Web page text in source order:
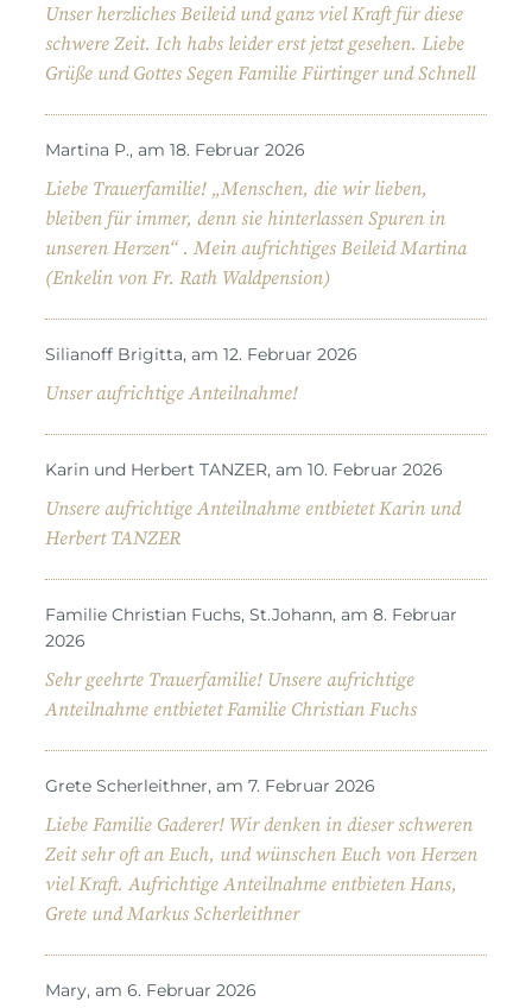
Unser herzliches Beileid und ganz viel Kraft für diese
schwere Zeit. Ich habs leider erst jetzt gesehen. Liebe
Grüße und Gottes Segen Familie Fürtinger und Schnell
Martina P., am 18. Februar 2026
Liebe Trauerfamilie! „Menschen, die wir lieben,
bleiben für immer, denn sie hinterlassen Spuren in
unseren Herzen“ . Mein aufrichtiges Beileid Martina
(Enkelin von Fr. Rath Waldpension)
Silianoff Brigitta, am 12. Februar 2026
Unser aufrichtige Anteilnahme!
Karin und Herbert TANZER, am 10. Februar 2026
Unsere aufrichtige Anteilnahme entbietet Karin und
Herbert TANZER
Familie Christian Fuchs, St.Johann, am 8. Februar
2026
Sehr geehrte Trauerfamilie! Unsere aufrichtige
Anteilnahme entbietet Familie Christian Fuchs
Grete Scherleithner, am 7. Februar 2026
Liebe Familie Gaderer! Wir denken in dieser schweren
Zeit sehr oft an Euch, und wünschen Euch von Herzen
viel Kraft. Aufrichtige Anteilnahme entbieten Hans,
Grete und Markus Scherleithner
Mary, am 6. Februar 2026